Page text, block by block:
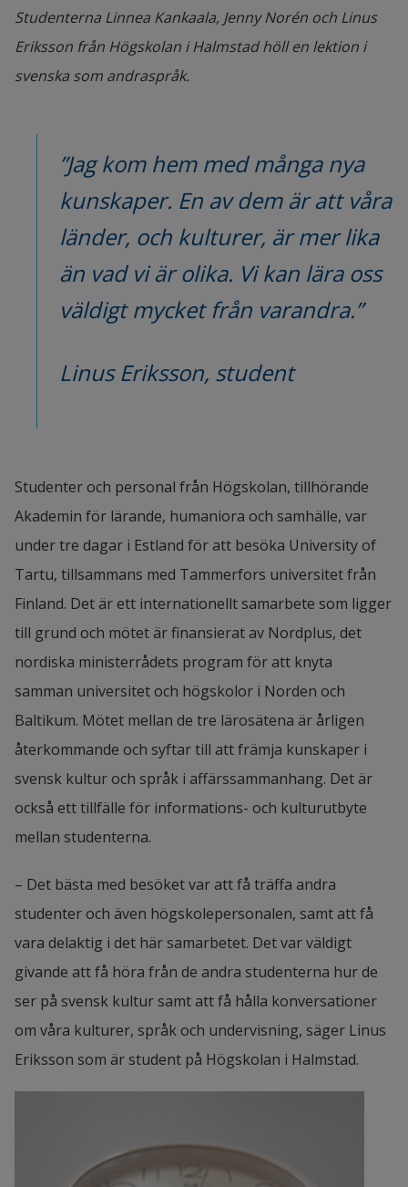
Studenterna Linnea Kankaala, Jenny Norén och Linus
Eriksson från Högskolan i Halmstad höll en lektion i
svenska som andraspråk.
”Jag kom hem med många nya
kunskaper. En av dem är att våra
länder, och kulturer, är mer lika
än vad vi är olika. Vi kan lära oss
väldigt mycket från varandra.”
Linus Eriksson, student
Studenter och personal från Högskolan, tillhörande
Akademin för lärande, humaniora och samhälle, var
under tre dagar i Estland för att besöka University of
Tartu, tillsammans med Tammerfors universitet från
Finland. Det är ett internationellt samarbete som ligger
till grund och mötet är finansierat av Nordplus, det
nordiska ministerrådets program för att knyta
samman universitet och högskolor i Norden och
Baltikum. Mötet mellan de tre lärosätena är årligen
återkommande och syftar till att främja kunskaper i
svensk kultur och språk i affärssammanhang. Det är
också ett tillfälle för informations- och kulturutbyte
mellan studenterna.
– Det bästa med besöket var att få träffa andra
studenter och även högskolepersonalen, samt att få
vara delaktig i det här samarbetet. Det var väldigt
givande att få höra från de andra studenterna hur de
ser på svensk kultur samt att få hålla konversationer
om våra kulturer, språk och undervisning, säger Linus
Eriksson som är student på Högskolan i Halmstad.